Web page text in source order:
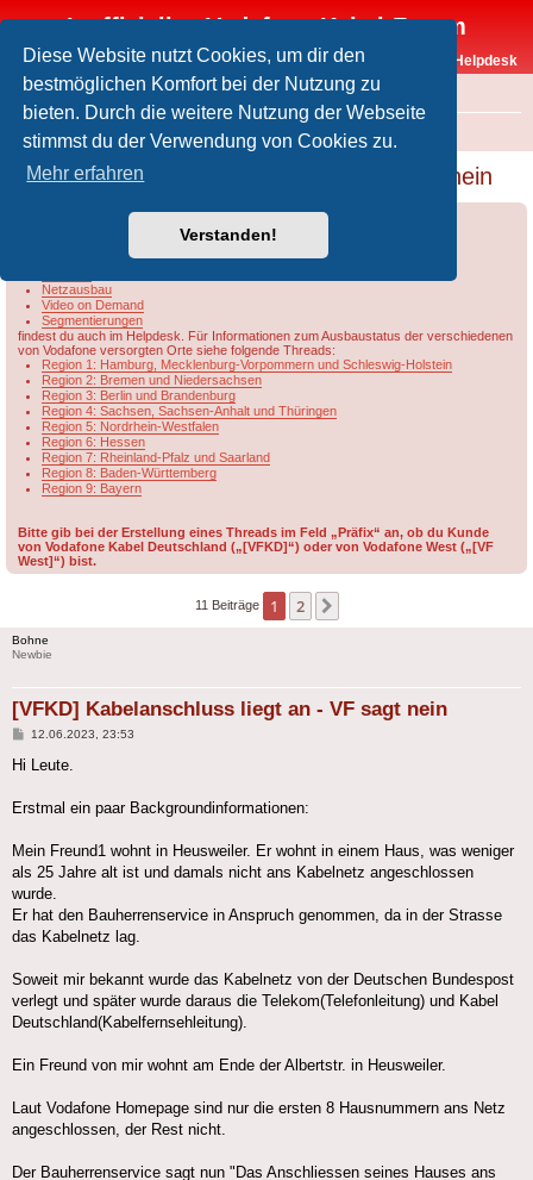
Diese Website nutzt Cookies, um dir den
bestmöglichen Komfort bei der Nutzung zu
bieten. Durch die weitere Nutzung der Webseite
stimmst du der Verwendung von Cookies zu.
Mehr erfahren
Verstanden!
Inoffizielles Vodafone-Kabel-Forum
Vodafone-Kabel-Helpdesk
FAQ
Foren-Übersicht Rund um Vodafone / Aktuelles
[VFKD] Kabelanschluss liegt an - VF sagt nein
Informationen u.a. zu
Netzausbau
Video on Demand
Segmentierungen
findest du auch im Helpdesk. Für Informationen zum Ausbaustatus der verschiedenen
von Vodafone versorgten Orte siehe folgende Threads:
Region 1: Hamburg, Mecklenburg-Vorpommern und Schleswig-Holstein
Region 2: Bremen und Niedersachsen
Region 3: Berlin und Brandenburg
Region 4: Sachsen, Sachsen-Anhalt und Thüringen
Region 5: Nordrhein-Westfalen
Region 6: Hessen
Region 7: Rheinland-Pfalz und Saarland
Region 8: Baden-Württemberg
Region 9: Bayern
Bitte gib bei der Erstellung eines Threads im Feld „Präfix“ an, ob du Kunde
von Vodafone Kabel Deutschland („[VFKD]“) oder von Vodafone West („[VF
West]“) bist.
11 Beiträge 1 2
Bohne
Newbie
[VFKD] Kabelanschluss liegt an - VF sagt nein
Beitrag
12.06.2023, 23:53
Hi Leute.
Erstmal ein paar Backgroundinformationen:
Mein Freund1 wohnt in Heusweiler. Er wohnt in einem Haus, was weniger
als 25 Jahre alt ist und damals nicht ans Kabelnetz angeschlossen
wurde.
Er hat den Bauherrenservice in Anspruch genommen, da in der Strasse
das Kabelnetz lag.
Soweit mir bekannt wurde das Kabelnetz von der Deutschen Bundespost
verlegt und später wurde daraus die Telekom(Telefonleitung) und Kabel
Deutschland(Kabelfernsehleitung).
Ein Freund von mir wohnt am Ende der Albertstr. in Heusweiler.
Laut Vodafone Homepage sind nur die ersten 8 Hausnummern ans Netz
angeschlossen, der Rest nicht.
Der Bauherrenservice sagt nun "Das Anschliessen seines Hauses ans